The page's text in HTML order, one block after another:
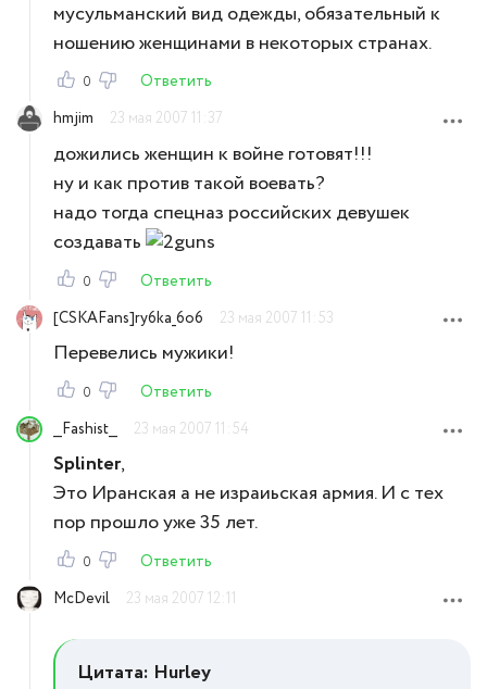
мусульманский вид одежды, обязательный к
ношению женщинами в некоторых странах.
0
Ответить
hmjim
23 мая 2007 11:37
дожились женщин к войне готовят!!!
ну и как против такой воевать?
надо тогда спецназ российских девушек
создавать
0
Ответить
[CSKAFans]ry6ka_6o6
23 мая 2007 11:53
Перевелись мужики!
0
Ответить
__Fashist__
23 мая 2007 11:54
Splinter,
Это Иранская а не израиьская армия. И с тех
пор прошло уже 35 лет.
0
Ответить
McDevil
23 мая 2007 12:11
Цитата: Hurley